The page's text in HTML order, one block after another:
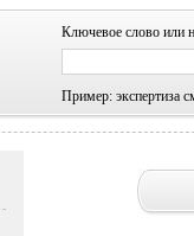
Ключевое слово или
Пример: экспертиза